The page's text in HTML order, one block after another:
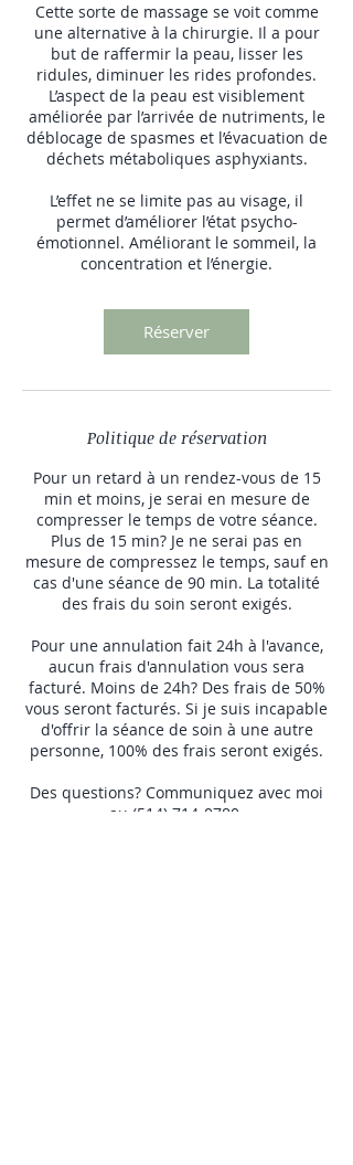
Cette sorte de massage se voit comme
une alternative à la chirurgie. Il a pour
but de raffermir la peau, lisser les
ridules, diminuer les rides profondes.
L’aspect de la peau est visiblement
améliorée par l’arrivée de nutriments, le
déblocage de spasmes et l’évacuation de
déchets métaboliques asphyxiants.
L’effet ne se limite pas au visage, il
permet d’améliorer l’état psycho-
émotionnel. Améliorant le sommeil, la
concentration et l’énergie.
Réserver
Politique de réservation
Pour un retard à un rendez-vous de 15
min et moins, je serai en mesure de
compresser le temps de votre séance.
Plus de 15 min? Je ne serai pas en
mesure de compressez le temps, sauf en
cas d'une séance de 90 min. La totalité
des frais du soin seront exigés.
Pour une annulation fait 24h à l'avance,
aucun frais d'annulation vous sera
facturé. Moins de 24h? Des frais de 50%
vous seront facturés. Si je suis incapable
d'offrir la séance de soin à une autre
personne, 100% des frais seront exigés.
Des questions? Communiquez avec moi
au (514) 714-0780.